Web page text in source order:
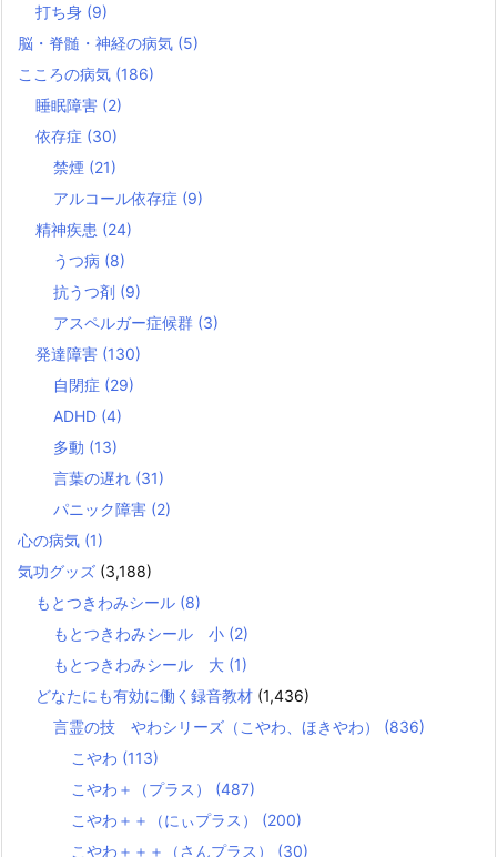
打ち身 (9)
脳・脊髄・神経の病気 (5)
こころの病気 (186)
睡眠障害 (2)
依存症 (30)
禁煙 (21)
アルコール依存症 (9)
精神疾患 (24)
うつ病 (8)
抗うつ剤 (9)
アスペルガー症候群 (3)
発達障害 (130)
自閉症 (29)
ADHD (4)
多動 (13)
言葉の遅れ (31)
パニック障害 (2)
心の病気 (1)
気功グッズ (3,188)
もとつきわみシール (8)
もとつきわみシール 小 (2)
もとつきわみシール 大 (1)
どなたにも有効に働く録音教材 (1,436)
言霊の技 やわシリーズ（こやわ、ほきやわ） (836)
こやわ (113)
こやわ＋（プラス） (487)
こやわ＋＋（にぃプラス） (200)
こやわ＋＋＋（さんプラス） (30)